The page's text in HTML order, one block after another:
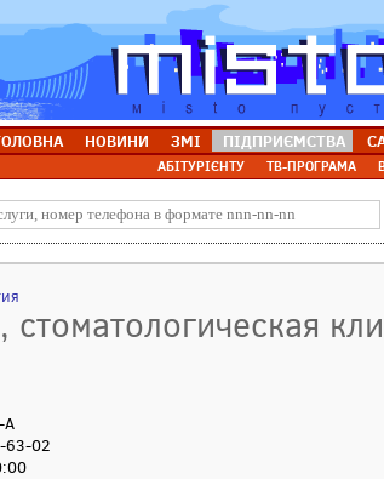
НОВИНИ ЗМІ ПІДПРИЄМСТВА
АБІТУРІЄНТУ ТВ-ПРОГРАМА
стоматологическая
А
63-02